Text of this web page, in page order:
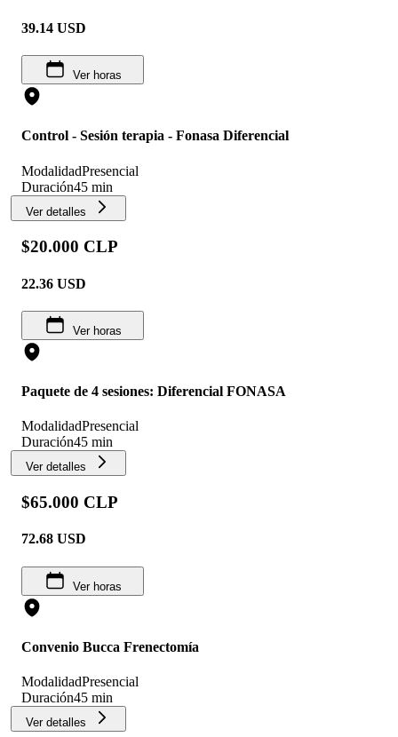
39.14 USD
Ver horas
Control - Sesión terapia - Fonasa Diferencial
ModalidadPresencial
Duración45 min
Ver detalles
$20.000 CLP
22.36 USD
Ver horas
Paquete de 4 sesiones: Diferencial FONASA
ModalidadPresencial
Duración45 min
Ver detalles
$65.000 CLP
72.68 USD
Ver horas
Convenio Bucca Frenectomía
ModalidadPresencial
Duración45 min
Ver detalles